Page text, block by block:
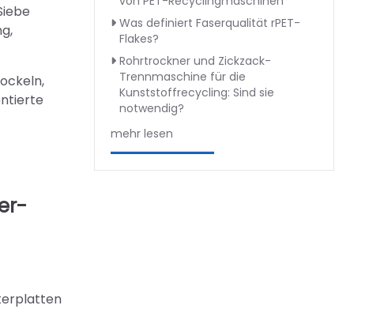
Was definiert Faserqualität rPET-
Flakes?
Rohrtrockner und Zickzack-
Trennmaschine für die
Kunststoffrecycling: Sind sie
notwendig?
mehr lesen